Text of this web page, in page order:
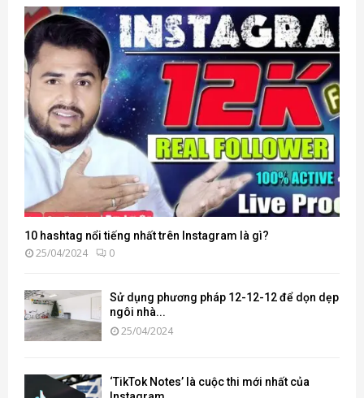
10 hashtag nổi tiếng nhất trên Instagram là gì?
25/04/2024 0
Sử dụng phương pháp 12-12-12 để dọn dẹp
ngôi nhà...
25/04/2024
‘TikTok Notes’ là cuộc thi mới nhất của